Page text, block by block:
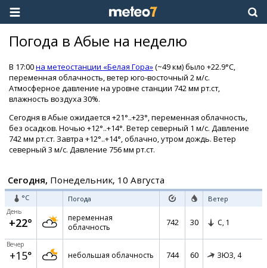
Погода в Абые на неделю
В 17:00на метеостанции «Белая Гора»(~49 км) было +22.9°C,
переменная облачность, ветер юго-восточный 2 м/с.
Атмосферное давление на уровне станции 742 мм рт.ст,
влажность воздуха 30%.
Сегодня в Абые ожидается +21°..+23°, переменная облачность,
без осадков. Ночью +12°..+14°. Ветер северный 1 м/с. Давление
742 мм рт.ст. Завтра +12°..+14°, облачно, утром дождь. Ветер
северный 3 м/с. Давление 756 мм рт.ст.
Сегодня, Понедельник, 10 Августа
°C Погода Ветер
День
+22°
переменная
облачность
742 30 С, 1
Вечер
+15° небольшая облачность 744 60 ЗЮЗ, 4